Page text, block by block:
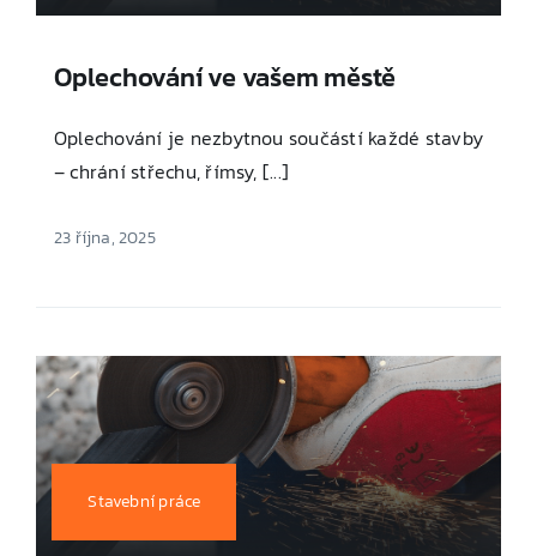
Oplechování ve vašem městě
Oplechování je nezbytnou součástí každé stavby
– chrání střechu, římsy, [...]
23 října, 2025
Stavební práce